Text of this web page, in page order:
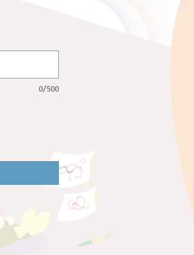
0/500